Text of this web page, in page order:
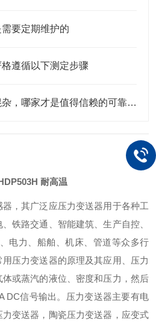
要定期维护的
遵循以下测定步骤
压力变送器企业鱼龙混杂，哪家才是值得信赖的可靠之选？
耐高温
，其广泛应压力变送器用于各种工
铁路交通、智能建筑、生产自控、
电力、船舶、机床、管道等众多行
压力变送器的原理及其应用、压力
或蒸汽的液位、密度和压力，然后
DC信号输出。 压力变送器主要有电
变送器，陶瓷压力变送器，应变式